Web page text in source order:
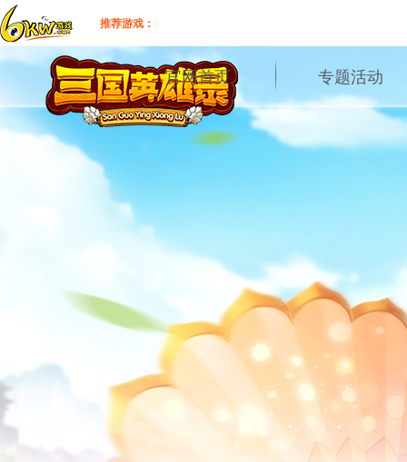
推荐游戏：
官网首页 专题活动